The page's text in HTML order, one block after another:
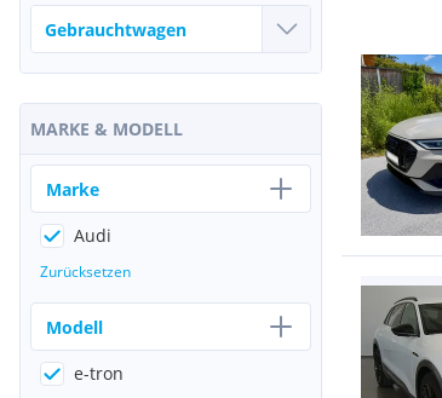
MARKE & MODELL
Marke
Audi
Zurücksetzen
Modell
e-tron